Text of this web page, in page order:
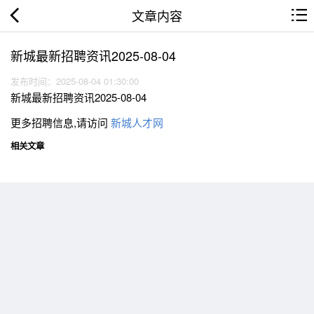
文章内容
新城最新招聘资讯2025-08-04
发布时间：2025-08-04 01:30:00
新城最新招聘资讯2025-08-04
更多招聘信息,请访问 新城人才网
相关文章